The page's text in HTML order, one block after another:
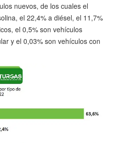
nuevos, de los cuales el
el 22,4% a diésel, el 11,7%
el 0,5% son vehículos
y el 0,03% son vehículos con